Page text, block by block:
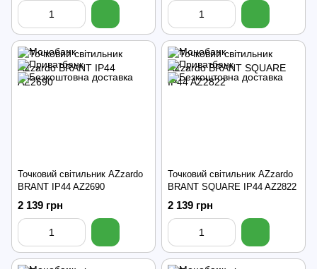
Точковий світильник AZzardo
BRANT IP44 AZ2690
2 139 грн
Точковий світильник AZzardo
BRANT SQUARE IP44 AZ2822
2 139 грн